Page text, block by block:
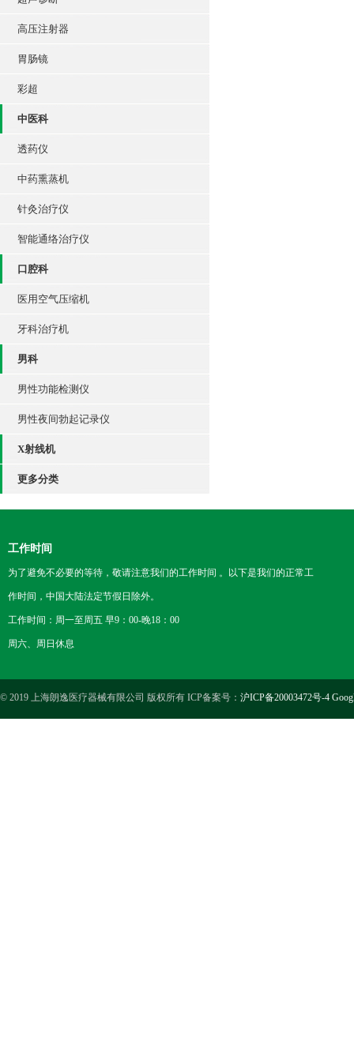
高压注射器
胃肠镜
彩超
中医科
透药仪
中药熏蒸机
针灸治疗仪
智能通络治疗仪
口腔科
医用空气压缩机
牙科治疗机
男科
男性功能检测仪
男性夜间勃起记录仪
X射线机
更多分类
工作时间
为了避免不必要的等待，敬请注意我们的工作时间 。以下是我们的正常工
作时间，中国大陆法定节假日除外。
工作时间：周一至周五 早9：00-晚18：00
周六、周日休息
© 2019 上海朗逸医疗器械有限公司 版权所有 ICP备案号： 沪ICP备20003472号-4